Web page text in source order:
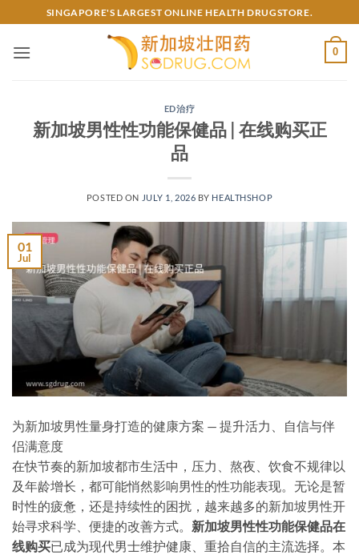
to
content
SINGAPORE'S LARGEST ONLINE HEALTH DRUGSTORE.
0
ED治疗
新加坡男性性功能保健品 | 在线购买正
品
POSTED ON JULY 1, 2026 BY HEALTHSHOP
01
Jul
为新加坡男性量身打造的健康方案 — 提升活力、自信与伴
侣满意度
在快节奏的新加坡都市生活中，压力、熬夜、饮食不规律以
及年龄增长，都可能悄然影响男性的性功能表现。无论是暂
时性的疲惫，还是持续性的困扰，越来越多的新加坡男性开
始寻求科学、便捷的改善方式。 新加坡男性性功能保健品在
线购买已成为现代男士维护健康、重拾自信的主流选择。本